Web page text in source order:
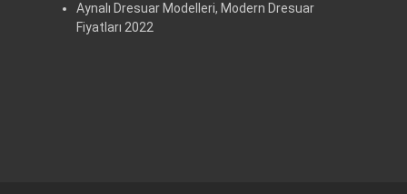
Aynalı Dresuar Modelleri, Modern Dresuar
Fiyatları 2022